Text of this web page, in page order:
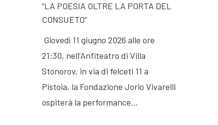
“LA POESIA OLTRE LA PORTA DEL
CONSUETO”
Giovedì 11 giugno 2026 alle ore
21:30, nell’Anfiteatro di Villa
Stonorov, in via di felceti 11 a
Pistoia, la Fondazione Jorio Vivarelli
ospiterà la performance…